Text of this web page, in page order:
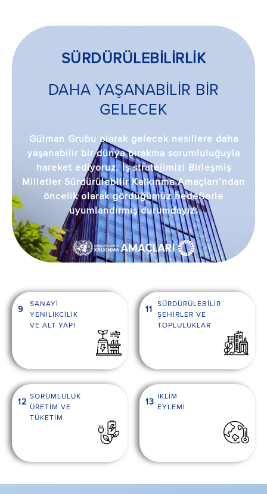
SÜRDÜRÜLEBİLİRLİK
DAHA YAŞANABİLİR BİR
GELECEK
Gülman Grubu olarak gelecek nesillere daha
yaşanabilir bir dünya bırakma sorumluluğuyla
hareket ediyoruz. İş stratejimizi Birleşmiş
Milletler Sürdürülebilir Kalkınma Amaçları’ndan
öncelik olarak gördüğümüz hedeflerle
uyumlandırmış durumdayız.
9
SANAYİ
YENİLİKCİLİK
VE ALT YAPI
11
SÜRDÜRÜLEBİLİR
ŞEHİRLER VE
TOPLULUKLAR
12
SORUMLULUK
ÜRETİM VE
TÜKETİM
13
İKLİM
EYLEMİ